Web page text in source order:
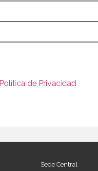
Política de Privacidad
Sede Central